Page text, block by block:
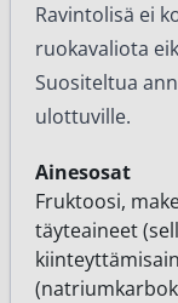
Ravintolisä ei
ruokavaliota
Suositeltua
ulottuville.
Ainesosat
Fruktoosi,
täyteaineet